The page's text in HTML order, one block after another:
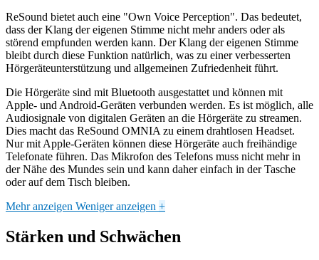
ReSound bietet auch eine "Own Voice Perception". Das bedeutet,
dass der Klang der eigenen Stimme nicht mehr anders oder als
störend empfunden werden kann. Der Klang der eigenen Stimme
bleibt durch diese Funktion natürlich, was zu einer verbesserten
Hörgeräteunterstützung und allgemeinen Zufriedenheit führt.
Die Hörgeräte sind mit Bluetooth ausgestattet und können mit
Apple- und Android-Geräten verbunden werden. Es ist möglich, alle
Audiosignale von digitalen Geräten an die Hörgeräte zu streamen.
Dies macht das ReSound OMNIA zu einem drahtlosen Headset.
Nur mit Apple-Geräten können diese Hörgeräte auch freihändige
Telefonate führen. Das Mikrofon des Telefons muss nicht mehr in
der Nähe des Mundes sein und kann daher einfach in der Tasche
oder auf dem Tisch bleiben.
Mehr anzeigen Weniger anzeigen +
Stärken und Schwächen